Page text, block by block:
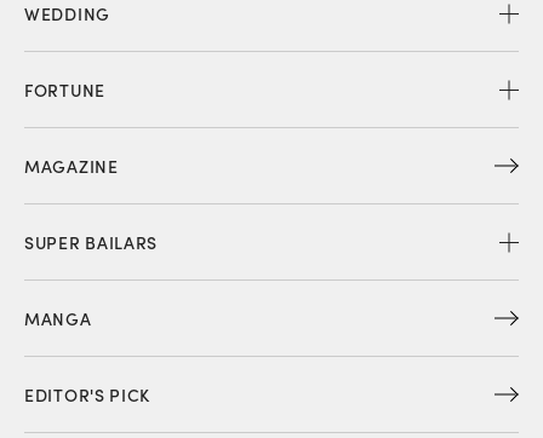
WEDDING
FORTUNE
MAGAZINE
SUPER BAILARS
MANGA
EDITOR'S PICK